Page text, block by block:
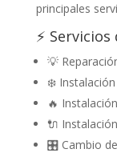
principales
⚡
💡
❄️
🔥
🔌
🎛️ Cambio